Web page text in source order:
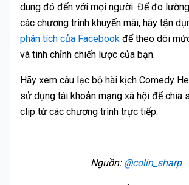
dung đó đến với mọi người. Để đo
các chương trình khuyến mãi, hãy tận
phân tích của Facebook để theo dõi
và tinh chỉnh chiến lược của bạn.
Hãy xem câu lạc bộ hài kịch Comedy
sử dụng tài khoản mạng xã hội để chia
clip từ các chương trình trực tiếp.
Nguồn: @colin_sharp